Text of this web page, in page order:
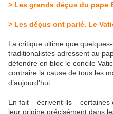
> Les grands déçus du pape
> Les déçus ont parlé. Le
La critique ultime que
traditionalistes adressent au
défendre en bloc le concile
contraire la cause de tous les
d’aujourd’hui.
En fait – écrivent-ils –
leur origine précisément dans